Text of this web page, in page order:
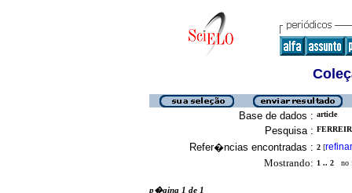
Base de dados : article
Pesquisa :
Refer�ncias encontradas : 2 [refinar
Mostrando: 1 .. 2 no
p�gina 1 de 1